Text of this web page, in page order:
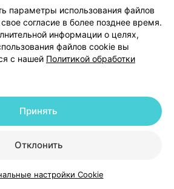
КорзинаИзбранноеПрофиль
какие-либо дополнительные
данного лекарственного
к Вашему лечащему врачу
реакции
препаратам,
может вызывать
параметры использования файлов
согласие в более позднее время.
информации о целях,
файлов cookie вы
с нашей Политикой обработки
Отклонить
Принять
настройки Cookie